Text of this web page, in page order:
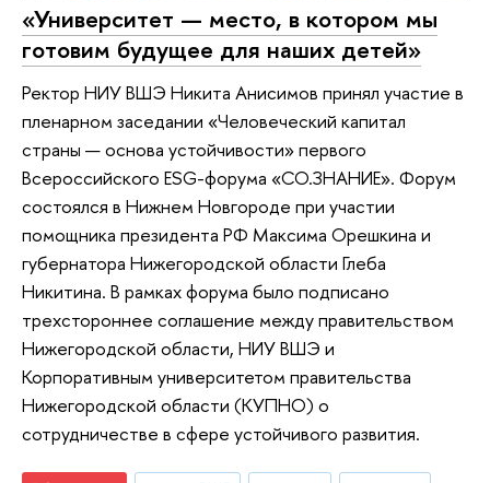
«Университет — место, в котором мы
готовим будущее для наших детей»
Ректор НИУ ВШЭ Никита Анисимов принял участие в
пленарном заседании «Человеческий капитал
страны — основа устойчивости» первого
Всероссийского ESG-форума «СО.ЗНАНИЕ». Форум
состоялся в Нижнем Новгороде при участии
помощника президента РФ Максима Орешкина и
губернатора Нижегородской области Глеба
Никитина. В рамках форума было подписано
трехстороннее соглашение между правительством
Нижегородской области, НИУ ВШЭ и
Корпоративным университетом правительства
Нижегородской области (КУПНО) о
сотрудничестве в сфере устойчивого развития.